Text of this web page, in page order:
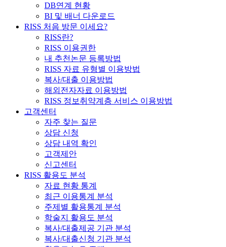
DB연계 현황
BI 및 배너 다운로드
RISS 처음 방문 이세요?
RISS란?
RISS 이용권한
내 추천논문 등록방법
RISS 자료 유형별 이용방법
복사/대출 이용방법
해외전자자료 이용방법
RISS 정보취약계층 서비스 이용방법
고객센터
자주 찾는 질문
상담 신청
상담 내역 확인
고객제안
신고센터
RISS 활용도 분석
자료 현황 통계
최근 이용통계 분석
주제별 활용통계 분석
학술지 활용도 분석
복사/대출제공 기관 분석
복사/대출신청 기관 분석